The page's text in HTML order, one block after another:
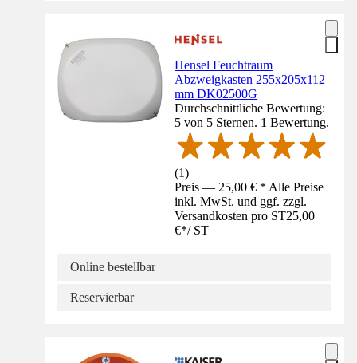
Hensel Feuchtraum
Abzweigkasten 255x205x112
mm DK02500G
Durchschnittliche Bewertung:
5 von 5 Sternen. 1 Bewertung.
(1)
Preis — 25,00 € * Alle Preise
inkl. MwSt. und ggf. zzgl.
Versandkosten pro ST25,00
€*/ ST
Online bestellbar
Reservierbar